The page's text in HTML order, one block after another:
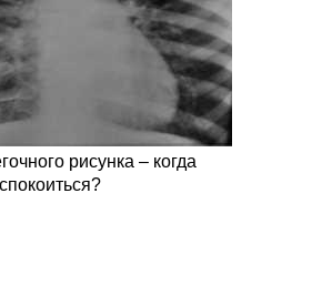
рисунка – когда